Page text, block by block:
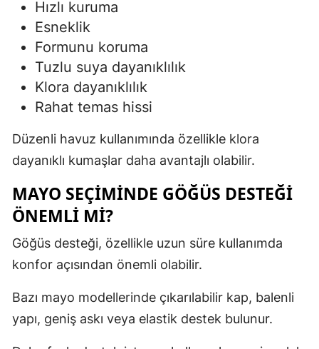
Hızlı kuruma
Esneklik
Formunu koruma
Tuzlu suya dayanıklılık
Klora dayanıklılık
Rahat temas hissi
Düzenli havuz kullanımında özellikle klora
dayanıklı kumaşlar daha avantajlı olabilir.
MAYO SEÇIMINDE GÖĞÜS DESTEĞI
ÖNEMLI MI?
Göğüs desteği, özellikle uzun süre kullanımda
konfor açısından önemli olabilir.
Bazı mayo modellerinde çıkarılabilir kap, balenli
yapı, geniş askı veya elastik destek bulunur.